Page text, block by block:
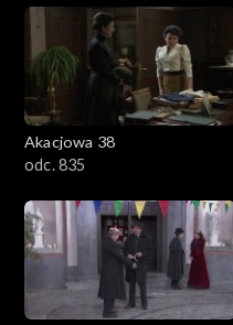
Akacjowa 38
odc. 835